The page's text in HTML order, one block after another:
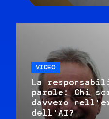
VIDEO
La
parole: Chi
davvero
dell'AI?